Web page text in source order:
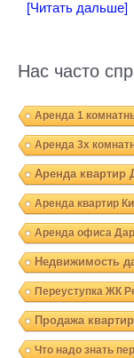
[Читать дальше]
Нас часто
Аренда 1
Аренда 3х
Аренда квартир
Аренда квартир
Аренда офиса
Недвижимость
Переуступка ЖК
Продажа
Что надо знать